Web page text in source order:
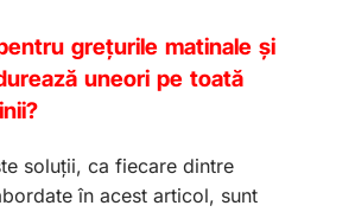
grețurile matinale și
uneori pe toată
soluții, ca fiecare dintre
în acest articol, sunt